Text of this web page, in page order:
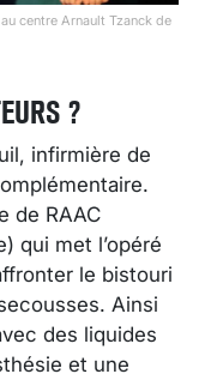
centre Arnault Tzanck de
?
infirmière de
de RAAC
qui met l’opéré
le bistouri
Ainsi
des liquides
et une